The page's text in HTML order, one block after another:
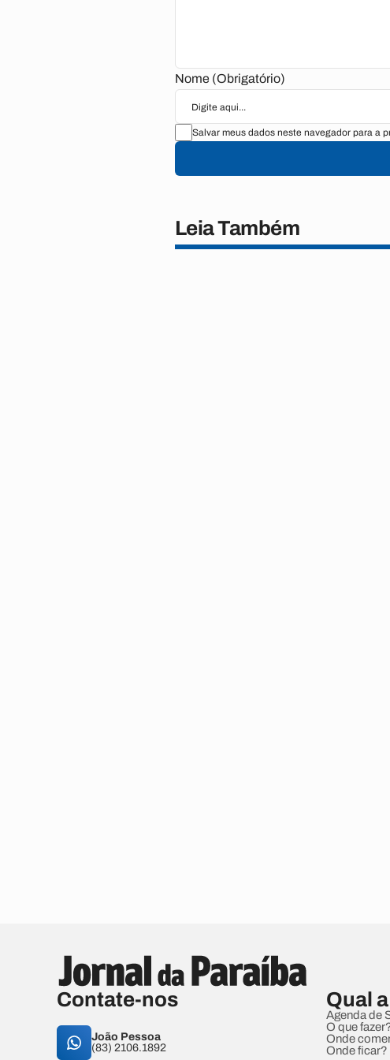
Nome (Obrigatório)
Salvar meus dados neste navegador para a
Leia Também
Contate-nos
João Pessoa
(83) 2106.1892
Qual
Agenda de
O que
Onde
Onde ficar?